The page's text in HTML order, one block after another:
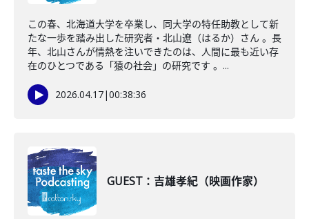
この春、北海道大学を卒業し、同大学の特任助教として新
たな一歩を踏み出した研究者・北山遼（はるか）さん 。長
年、北山さんが情熱を注いできたのは、人間に最も近い存
在のひとつである「猿の社会」の研究です 。...
2026.04.17|00:38:36
GUEST：吉雄孝紀（映画作家）